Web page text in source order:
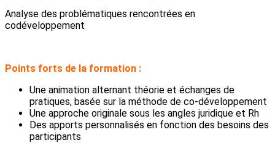
Analyse des problématiques rencontrées en
codéveloppement
Points forts de la formation :
Une animation alternant théorie et échanges de
pratiques, basée sur la méthode de co-développement
Une approche originale sous les angles juridique et Rh
Des apports personnalisés en fonction des besoins des
participants